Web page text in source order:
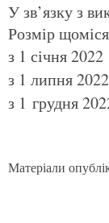
У зв’язку з
Розмір
з 1 січня
з 1 липня
з 1 грудня
Матеріали